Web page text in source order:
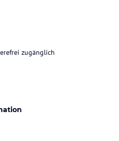
zugänglich